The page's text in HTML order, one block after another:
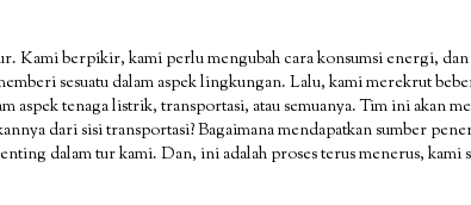
Kami berpikir, kami perlu mengubah cara konsumsi energi, dan
sesuatu dalam aspek lingkungan. Lalu, kami merekrut
aspek tenaga listrik, transportasi, atau semuanya. Tim ini akan
dari sisi transportasi? Bagaimana mendapatkan sumber
dalam tur kami. Dan, ini adalah proses terus menerus, kami